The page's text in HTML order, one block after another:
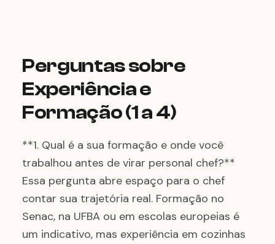
Perguntas sobre
Experiência e
Formação (1 a 4)
**1. Qual é a sua formação e onde você
trabalhou antes de virar personal chef?**
Essa pergunta abre espaço para o chef
contar sua trajetória real. Formação no
Senac, na UFBA ou em escolas europeias é
um indicativo, mas experiência em cozinhas